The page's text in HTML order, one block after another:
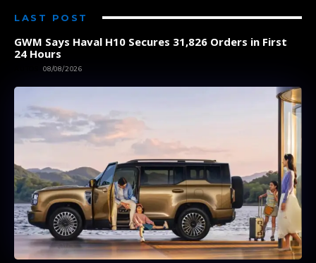
LAST POST
GWM Says Haval H10 Secures 31,826 Orders in First
24 Hours
08/08/2026